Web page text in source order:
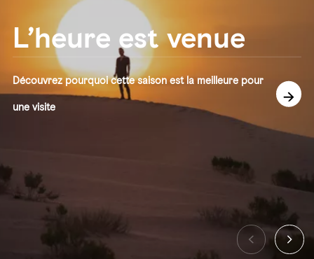
L’heure est venue
Découvrez pourquoi cette saison est la meilleure pour
une visite